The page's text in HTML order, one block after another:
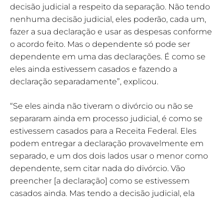
decisão judicial a respeito da separação. Não tendo
nenhuma decisão judicial, eles poderão, cada um,
fazer a sua declaração e usar as despesas conforme
o acordo feito. Mas o dependente só pode ser
dependente em uma das declarações. É como se
eles ainda estivessem casados e fazendo a
declaração separadamente”, explicou.
“Se eles ainda não tiveram o divórcio ou não se
separaram ainda em processo judicial, é como se
estivessem casados para a Receita Federal. Eles
podem entregar a declaração provavelmente em
separado, e um dos dois lados usar o menor como
dependente, sem citar nada do divórcio. Vão
preencher [a declaração] como se estivessem
casados ainda. Mas tendo a decisão judicial, ela